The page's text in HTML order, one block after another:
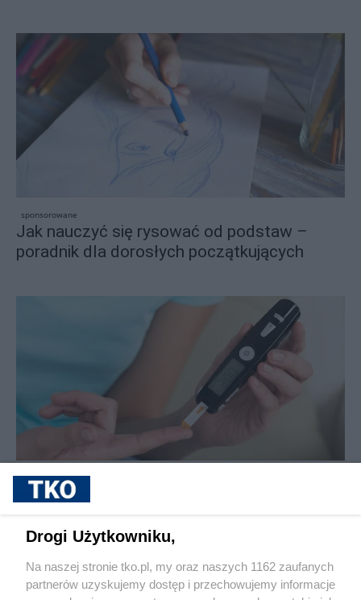
sponsorowane
Jak nauczyć się rysować od podstaw –
poradnik dla dorosłych początkujących
sponsorowane
Cukrzyca – cicha epidemia, która
możliwości leczenia i rosnąca rola
Drogi Użytkowniku,
Na naszej stronie tko.pl, my oraz naszych 1162 zaufanych
partnerów uzyskujemy dostęp i przechowujemy informacje